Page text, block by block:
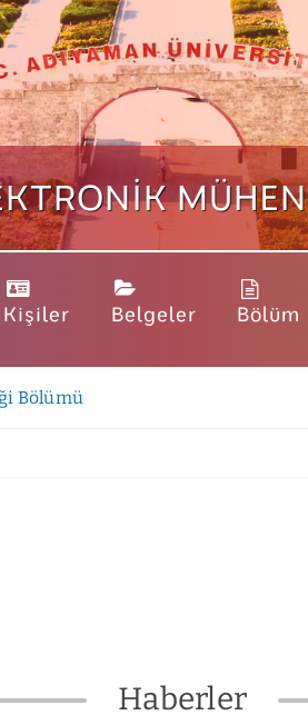
Kişiler Belgeler Bölüm
Bölümü
Haberler